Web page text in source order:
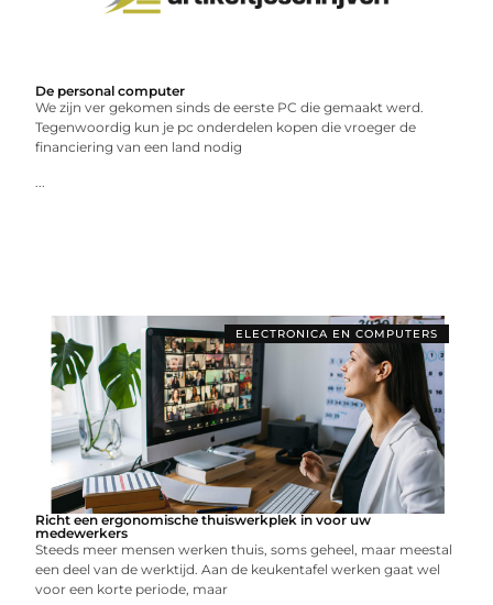
De personal computer
We zijn ver gekomen sinds de eerste PC die gemaakt werd.
Tegenwoordig kun je pc onderdelen kopen die vroeger de
financiering van een land nodig
...
ELECTRONICA EN COMPUTERS
Richt een ergonomische thuiswerkplek in voor uw
medewerkers
Steeds meer mensen werken thuis, soms geheel, maar meestal
een deel van de werktijd. Aan de keukentafel werken gaat wel
voor een korte periode, maar